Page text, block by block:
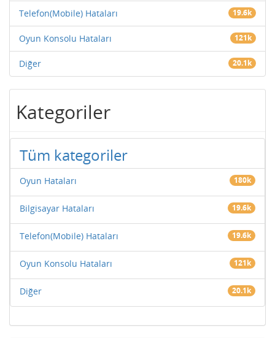
Telefon(Mobile) Hataları 19.6k
Oyun Konsolu Hataları 121k
Diğer 20.1k
Kategoriler
Tüm kategoriler
Oyun Hataları 180k
Bilgisayar Hataları 19.6k
Telefon(Mobile) Hataları 19.6k
Oyun Konsolu Hataları 121k
Diğer 20.1k